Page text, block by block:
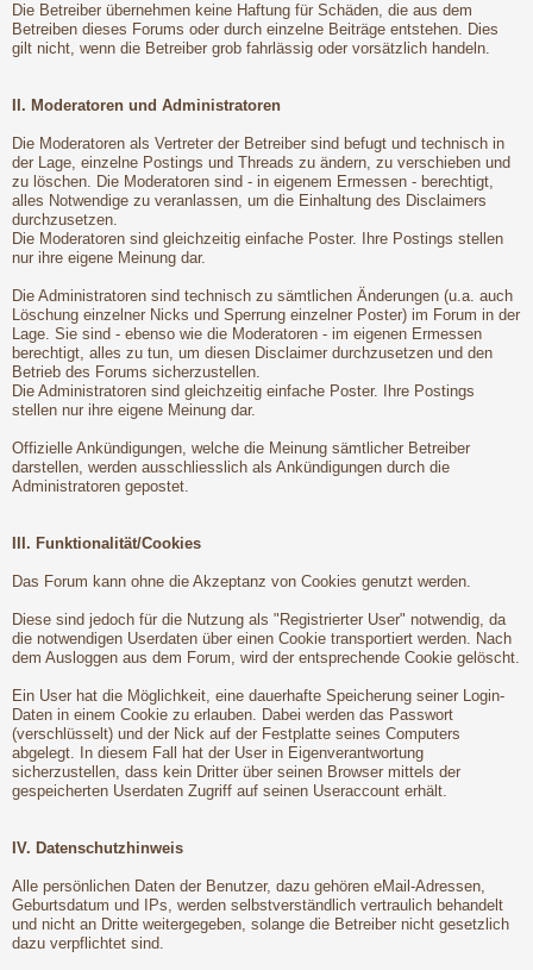
Die Betreiber übernehmen keine Haftung für Schäden, die aus dem
Betreiben dieses Forums oder durch einzelne Beiträge entstehen. Dies
gilt nicht, wenn die Betreiber grob fahrlässig oder vorsätzlich handeln.
II. Moderatoren und Administratoren
Die Moderatoren als Vertreter der Betreiber sind befugt und technisch in
der Lage, einzelne Postings und Threads zu ändern, zu verschieben und
zu löschen. Die Moderatoren sind - in eigenem Ermessen - berechtigt,
alles Notwendige zu veranlassen, um die Einhaltung des Disclaimers
durchzusetzen.
Die Moderatoren sind gleichzeitig einfache Poster. Ihre Postings stellen
nur ihre eigene Meinung dar.
Die Administratoren sind technisch zu sämtlichen Änderungen (u.a. auch
Löschung einzelner Nicks und Sperrung einzelner Poster) im Forum in der
Lage. Sie sind - ebenso wie die Moderatoren - im eigenen Ermessen
berechtigt, alles zu tun, um diesen Disclaimer durchzusetzen und den
Betrieb des Forums sicherzustellen.
Die Administratoren sind gleichzeitig einfache Poster. Ihre Postings
stellen nur ihre eigene Meinung dar.
Offizielle Ankündigungen, welche die Meinung sämtlicher Betreiber
darstellen, werden ausschliesslich als Ankündigungen durch die
Administratoren gepostet.
III. Funktionalität/Cookies
Das Forum kann ohne die Akzeptanz von Cookies genutzt werden.
Diese sind jedoch für die Nutzung als "Registrierter User" notwendig, da
die notwendigen Userdaten über einen Cookie transportiert werden. Nach
dem Ausloggen aus dem Forum, wird der entsprechende Cookie gelöscht.
Ein User hat die Möglichkeit, eine dauerhafte Speicherung seiner Login-
Daten in einem Cookie zu erlauben. Dabei werden das Passwort
(verschlüsselt) und der Nick auf der Festplatte seines Computers
abgelegt. In diesem Fall hat der User in Eigenverantwortung
sicherzustellen, dass kein Dritter über seinen Browser mittels der
gespeicherten Userdaten Zugriff auf seinen Useraccount erhält.
IV. Datenschutzhinweis
Alle persönlichen Daten der Benutzer, dazu gehören eMail-Adressen,
Geburtsdatum und IPs, werden selbstverständlich vertraulich behandelt
und nicht an Dritte weitergegeben, solange die Betreiber nicht gesetzlich
dazu verpflichtet sind.